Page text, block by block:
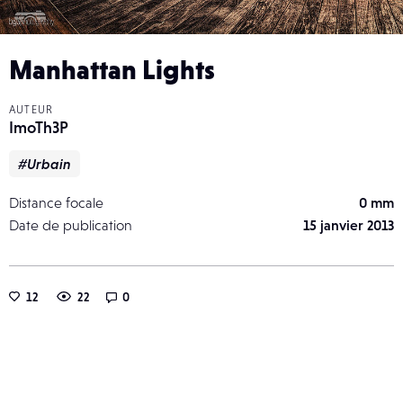
Manhattan Lights
AUTEUR
ImoTh3P
#Urbain
Distance focale
0 mm
Date de publication
15 janvier 2013
12 22 0